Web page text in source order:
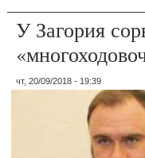
У Загория
чт, 20/09/2018 - 19:39